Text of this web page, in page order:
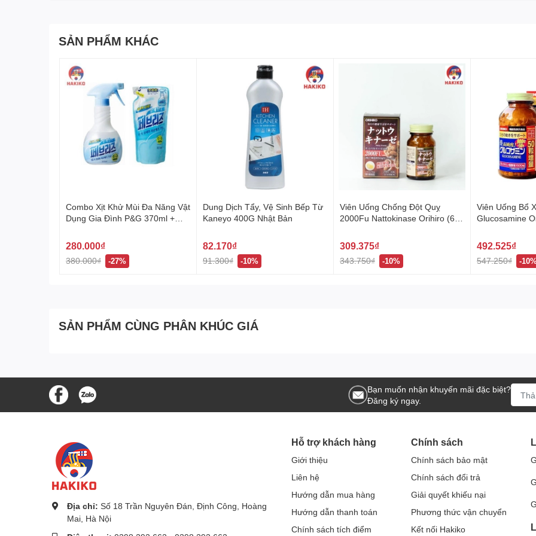
Thiết kế nhỏ gọn, que cầm màu sắc tươi sáng tạo nên những que kem hấp dẫn.
Hướng dẫn sử dụng và bảo quản
Bảo quản: Rửa sạch sau khi sử dụng và bảo quản nơi khô ráo.
Địa chỉ phân phối chính hãng các sản phẩm Nhật Bản
Hakiko, nhà phân phối chính thức các sản phẩm chất lượng từ Nhật Bản, tự hào giới thiệu Khuôn Làm Kem 4
phẩm tiện ích, chất lượng cao, đáp ứng nhu cầu tự làm kem tại nhà.
Khuôn Làm Kem 4 Chiếc Nhật Bản không chỉ là công cụ hữu ích trong việc làm kem mà còn góp phần tạo nên
mang đến cho bạn những sản phẩm chất lượng cao, góp phần nâng cao chất lượng cuộc sống hàng ngày.
SẢN PHẨM KHÁC
Combo Xịt Khử Mùi Đa Năng Vật
Dụng Gia Đình P&G 370ml +
280.000₫
380.000₫ -27%
Dung Dịch Tẩy, Vệ Sinh Bếp Từ
Kaneyo 400G Nhật Bản
82.170₫
91.300₫ -10%
Viên Uống Chống Đột Quỵ
2000Fu Nattokinase Orihiro (60
309.375₫
343.750₫ -10%
Viên Uống Bổ
Glucosamine
492.525₫
547.250₫ -
SẢN PHẨM CÙNG PHÂN KHÚC GIÁ
Bạn muốn nhận khuyến mãi đặc biệt?
Đăng ký ngay.
Địa chỉ: Số 18 Trần Nguyên Đán, Định Công, Hoàng
Mai, Hà Nội
Hỗ trợ khách hàng
Giới thiệu
Liên hệ
Hướng dẫn mua hàng
Hướng dẫn thanh toán
Chính sách tích điểm
Chính sách
Chính sách bảo mật
Chính sách đổi trả
Giải quyết khiếu nại
Phương thức vận chuyển
Kết nối Hakiko